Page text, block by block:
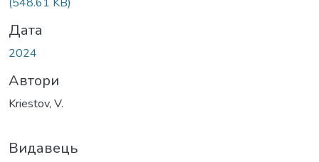
Дата
2024
Автори
Kriestov, V.
Видавець